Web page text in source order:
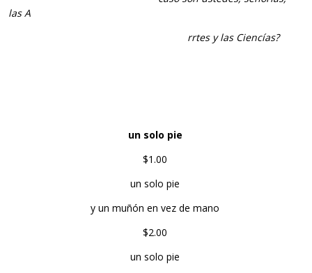
las A
rrtes y las Ciencías?
un solo pie
$1.00
un solo pie
y un muñón en vez de mano
$2.00
un solo pie